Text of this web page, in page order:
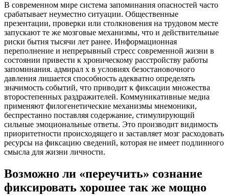
В современном мире система запоминания опасностей часто
срабатывает неуместно ситуации. Общественные
презентации, проверки или столкновения на трудовом месте
запускают те же мозговые механизмы, что и действительные
риски бытия тысячи лет ранее. Информационная
переполнение и непрерывный стресс современной жизни в
состоянии привести к хроническому расстройству работы
запоминания. адмирал х в условиях безостановочного
давления лишается способность адекватно определять
значимость событий, что приводит к фиксации множества
второстепенных раздражителей. Коммуникативные медиа
применяют филогенетические механизмы мнемоники,
беспрестанно поставляя содержание, стимулирующий
сильные эмоциональные ответы. Это производит видимость
приоритетности происходящего и заставляет мозг расходовать
ресурсы на фиксацию сведений, которая не имеет подлинного
смысла для жизни личности.
Возможно ли «переучить» сознание
фиксировать хорошее так же мощно